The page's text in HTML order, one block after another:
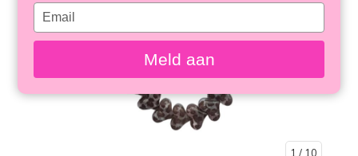
1 / 10
name
Type
your
email
Meld aan